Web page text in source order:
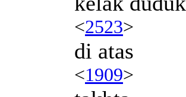
<2523>
di atas
<1909>